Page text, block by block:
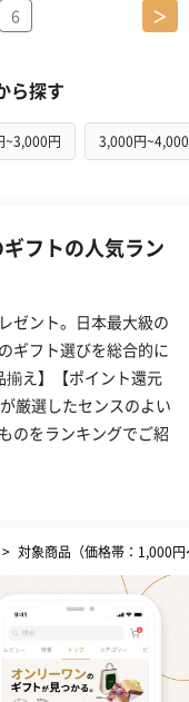
6 ＞
ら探す
~3,000円 3,000円
フトの人気ラン
ゼント。日本最大級の
ギフト選びを総合的に
え】【ポイント還元
厳選したセンスのよい
のをランキングでご紹
> 対象商品（価格帯：1,000